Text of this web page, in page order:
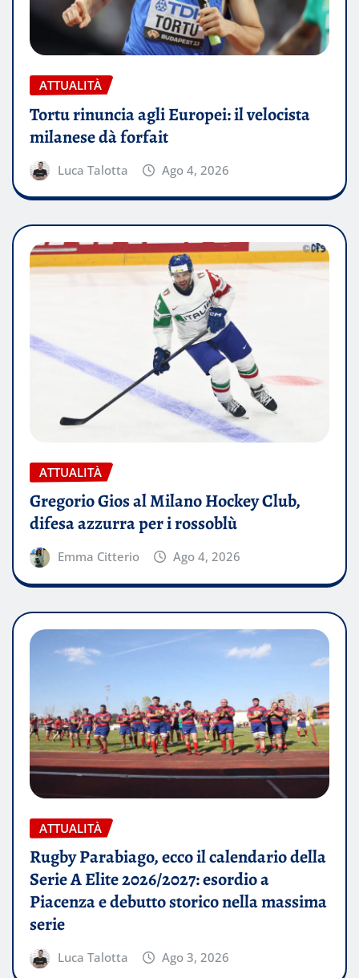
ATTUALITÀ
Tortu rinuncia agli Europei: il velocista
milanese dà forfait
Luca Talotta Ago 4, 2026
ATTUALITÀ
Gregorio Gios al Milano Hockey Club,
difesa azzurra per i rossoblù
Emma Citterio Ago 4, 2026
ATTUALITÀ
Rugby Parabiago, ecco il calendario della
Serie A Elite 2026/2027: esordio a
Piacenza e debutto storico nella massima
serie
Luca Talotta Ago 3, 2026